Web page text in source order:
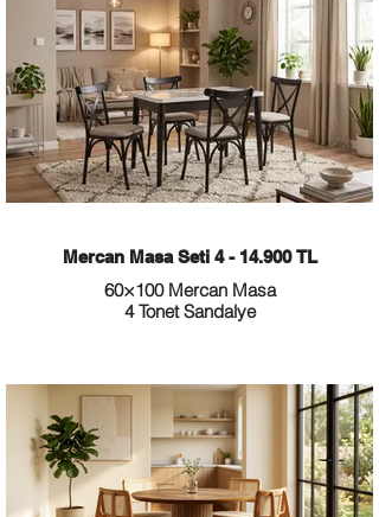
Mercan Masa Seti 4 - 14.900 TL
60×100 Mercan Masa
4 Tonet Sandalye